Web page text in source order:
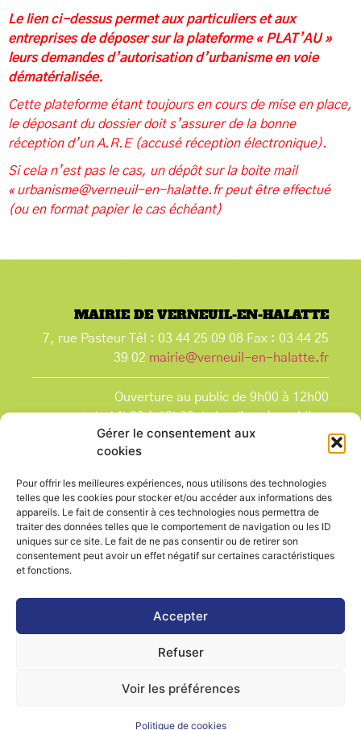
Gérer le consentement aux
cookies
Pour offrir les meilleures expériences, nous utilisons des technologies
telles que les cookies pour stocker et/ou accéder aux informations des
appareils. Le fait de consentir à ces technologies nous permettra de
traiter des données telles que le comportement de navigation ou les ID
uniques sur ce site. Le fait de ne pas consentir ou de retirer son
consentement peut avoir un effet négatif sur certaines caractéristiques
et fonctions.
Accepter
Refuser
Voir les préférences
Politique de cookies
Le lien ci-dessus permet aux particuliers et aux
entreprises de déposer sur la plateforme « PLAT’AU »
leurs demandes d’autorisation d’urbanisme en voie
dématérialisée.
Cette plateforme étant toujours en cours de mise en place,
le déposant du dossier doit s’assurer de la bonne
réception d’un A.R.E (accusé réception électronique).
Si cela n’est pas le cas, un dépôt sur la boite mail
«urbanisme@verneuil-en-halatte.frpeut être effectué
(ou en format papier le cas échéant)
MAIRIE DE VERNEUIL-EN-HALATTE
7, rue Pasteur Tél : 03 44 25 09 08 Fax : 03 44 25
39 02 mairie@verneuil-en-halatte.fr
Ouverture au public de 9h00 à 12h00
et de 14h00 à 18h00 du lundi après-midi au
vendredi,
et le samedi de 9h00 à 12h00.
que les jours fériés.
Contactez-nous Mentions légales
Politique de cookies (UE)